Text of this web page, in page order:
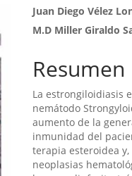
principal
del
artículo
Juan Diego Vélez
M.D Miller Giraldo
Resumen
La estrongiloidiasis
nemátodo
aumento de la
inmunidad del
terapia esteroidea
neoplasias